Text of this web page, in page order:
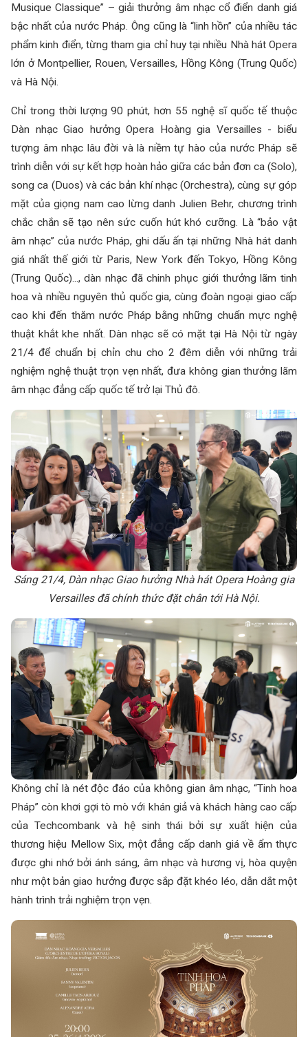
Musique Classique” – giải thưởng âm nhạc cổ điển danh giá
bậc nhất của nước Pháp. Ông cũng là “linh hồn” của nhiều tác
phẩm kinh điển, từng tham gia chỉ huy tại nhiều Nhà hát Opera
lớn ở Montpellier, Rouen, Versailles, Hồng Kông (Trung Quốc)
và Hà Nội.
Chỉ trong thời lượng 90 phút, hơn 55 nghệ sĩ quốc tế thuộc
Dàn nhạc Giao hưởngOpera Hoàng gia Versailles - biểu
tượng âm nhạc lâu đời và là niềm tự hào của nước Pháp sẽ
trình diễn với sự kết hợp hoàn hảo giữa các bản đơn ca (Solo),
song ca (Duos) và các bản khí nhạc (Orchestra), cùng sự góp
mặt của giọng nam cao lừng danh Julien Behr, chương trình
chắc chắn sẽ tạo nên sức cuốn hút khó cưỡng. Là “bảo vật
âm nhạc” của nước Pháp, ghi dấu ấn tại những Nhà hát danh
giá nhất thế giới từ Paris, New York đến Tokyo, Hồng Kông
(Trung Quốc)..., dàn nhạc đã chinh phục giới thưởng lãm tinh
hoa và nhiều nguyên thủ quốc gia, cùng đoàn ngoại giao cấp
cao khi đến thăm nước Pháp bằng những chuẩn mực nghệ
thuật khắt khe nhất. Dàn nhạc sẽ có mặt tại Hà Nội từ ngày
21/4 để chuẩn bị chỉn chu cho 2 đêm diễn với những trải
nghiệm nghệ thuật trọn vẹn nhất, đưa không gian thưởng lãm
âm nhạc đẳng cấp quốc tế trở lại Thủ đô.
Sáng 21/4, Dàn nhạc Giao hưởng Nhà hát Opera Hoàng gia
Versailles đã chính thức đặt chân tới Hà Nội.
Không chỉ là nét độc đáo của không gian âm nhạc, “Tinh hoa
Pháp” còn khơi gợi tò mò với khán giả và khách hàng cao cấp
của Techcombank và hệ sinh thái bởi sự xuất hiện của
thương hiệu Mellow Six, một đẳng cấp danh giá về ẩm thực
được ghi nhớ bởi ánh sáng, âm nhạc và hương vị, hòa quyện
như một bản giao hưởng được sắp đặt khéo léo, dẫn dắt một
hành trình trải nghiệm trọn vẹn.